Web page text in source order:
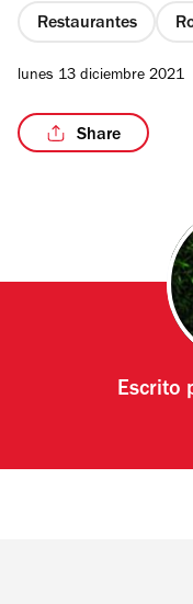
Restaurantes
lunes 13 diciembre 2021
Share
Escrito